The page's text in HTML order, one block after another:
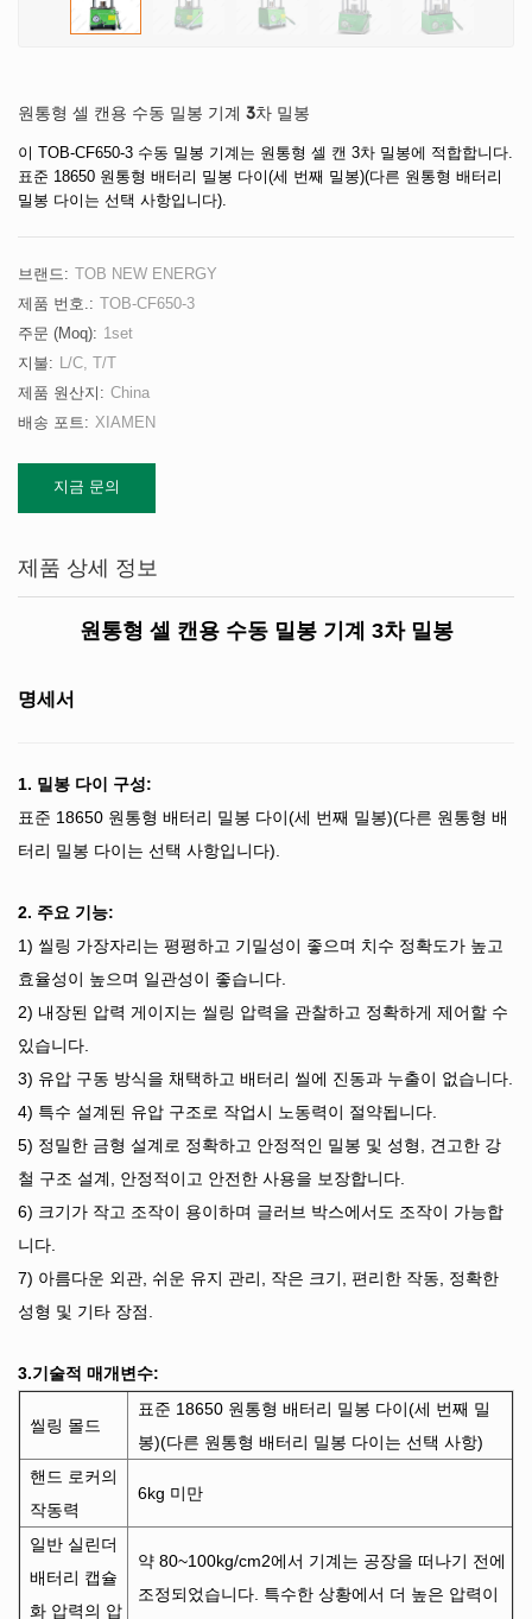
원통형 셀 캔용 수동 밀봉 기계 3차 밀봉
이 TOB-CF650-3 수동 밀봉 기계는 원통형 셀 캔 3차 밀봉에 적합합니다.
표준 18650 원통형 배터리 밀봉 다이(세 번째 밀봉)(다른 원통형 배터리
밀봉 다이는 선택 사항입니다).
브랜드: TOB NEW ENERGY
제품 번호.: TOB-CF650-3
주문 (moq): 1set
지불: L/C, T/T
제품 원산지: China
배송 포트: XIAMEN
지금 문의
제품 상세 정보
원통형 셀 캔용 수동 밀봉 기계 3차 밀봉
명세서
1. 밀봉 다이 구성:
표준 18650 원통형 배터리 밀봉 다이(세 번째 밀봉)(다른 원통형 배
터리 밀봉 다이는 선택 사항입니다).
2. 주요 기능:
1) 씰링 가장자리는 평평하고 기밀성이 좋으며 치수 정확도가 높고
효율성이 높으며 일관성이 좋습니다.
2) 내장된 압력 게이지는 씰링 압력을 관찰하고 정확하게 제어할 수
있습니다.
3) 유압 구동 방식을 채택하고 배터리 씰에 진동과 누출이 없습니다.
4) 특수 설계된 유압 구조로 작업시 노동력이 절약됩니다.
5) 정밀한 금형 설계로 정확하고 안정적인 밀봉 및 성형, 견고한 강
철 구조 설계, 안정적이고 안전한 사용을 보장합니다.
6) 크기가 작고 조작이 용이하며 글러브 박스에서도 조작이 가능합
니다.
7) 아름다운 외관, 쉬운 유지 관리, 작은 크기, 편리한 작동, 정확한
성형 및 기타 장점.
3.기술적 매개변수:
씰링 몰드
표준 18650 원통형 배터리 밀봉 다이(세 번째 밀
봉)(다른 원통형 배터리 밀봉 다이는 선택 사항)
핸드 로커의
작동력
6kg 미만
일반 실린더
배터리 캡슐
화 압력의 압
약 80~100kg/cm2에서 기계는 공장을 떠나기 전에
조정되었습니다. 특수한 상황에서 더 높은 압력이